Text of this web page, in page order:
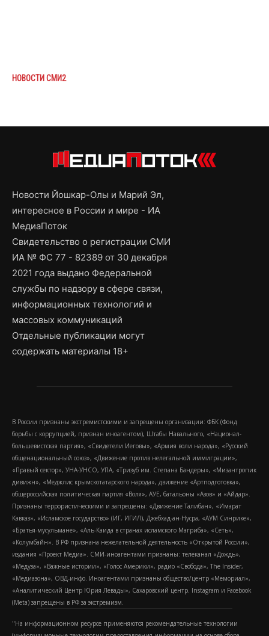
НОВОСТИ СМИ2
Новости Йошкар-Олы и Марий Эл,
интересное в России и мире - ИА
МедиаПоток
Свидетельство о регистрации СМИ
ИА № ФС 77 - 82389 от 30 декабря
2021 года выдано Федеральной
службы по надзору в сфере связи,
информационных технологий и
массовых коммуникаций
Отдельные публикации могут
содержать материалы 18+
В России признаны экстремистскими и запрещены организации: ФБК (Фонд
борьбы с коррупцией, признан иноагентом), Штабы Навального, «Национал-
большевистская партия», «Свидетели Иеговы», «Армия воли народа», «Русский
общенациональный союз», «Движение против нелегальной иммиграции»,
«Правый сектор», УНА-УНСО, УПА, «Тризуб им. Степана Бандеры», «Мизантропик
дивижн», «Меджлис крымскотатарского народа», движение «Артподготовка»,
общероссийская политическая партия «Воля», АУЕ, батальоны «Азов» и «Айдар».
Признаны террористическими и запрещены: «Движение Талибан», «Имарат
Кавказ», «Исламское государство» (ИГ, ИГИЛ), Джебхад-ан-Нусра, «АУМ Синрике»,
«Братья-мусульмане», «Аль-Каида в странах исламского Магриба», «Сеть»,
«Колумбайн». В РФ признана нежелательной деятельность «Открытой России»,
издания «Проект Медиа». СМИ-иноагентами признаны: телеканал «Дождь»,
«Медуза», «Важные истории», «Голос Америки», радио «Свобода», The Insider,
«Медиазона», ОВД-инфо. Иноагентами признаны общество/центр «Мемориал»,
«Аналитический Центр Юрия Левады», Сахаровский центр. Instagram и Facebook
(Metа) запрещены в РФ за экстремизм.
"На информационном ресурсе применяются рекомендательные технологии